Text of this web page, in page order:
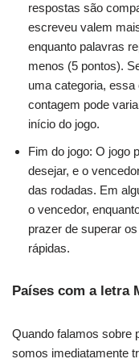
respostas são
escreveu valem
enquanto palavras
menos (5 pontos).
uma categoria, essa
contagem pode
início do jogo.
Fim do jogo: O jogo
desejar, e o
das rodadas. Em
o vencedor,
prazer de superar
rápidas.
Países com a letra
Quando falamos sobre
somos imediatamente